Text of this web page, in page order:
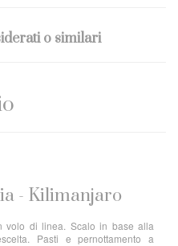
o similari
- Kilimanjaro
volo di linea. Scalo in base alla
Pasti e pernottamento a